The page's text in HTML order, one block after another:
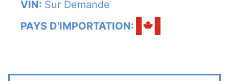
VIN: Sur Demande
PAYS D'IMPORTATION: